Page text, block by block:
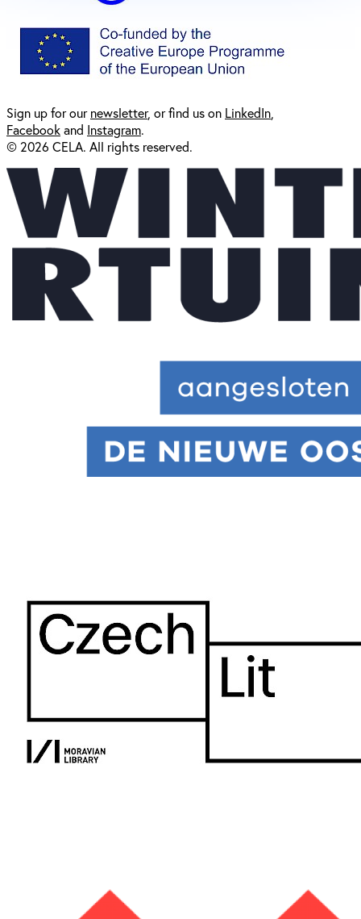
Sign up for ournewsletter, or find us on LinkedIn
Facebookand Instagram.
© 2026 CELA. All rights reserved.